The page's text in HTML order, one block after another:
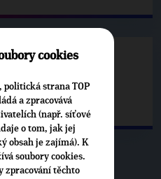
o extremismu.
cookies
politická strana TOP
a zpracovává
(např. síťové
o tom, jak jej
obsah je zajímá). K
soubory cookies.
zpracování těchto